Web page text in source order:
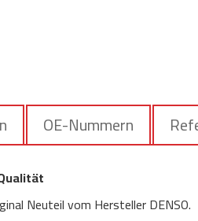
OE-Nummern
Neuteil vom Hersteller DENSO.